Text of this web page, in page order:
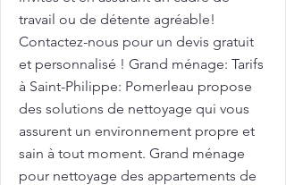
travail ou de détente agréable!
Contactez-nous pour un devis gratuit
et personnalisé ! Grand ménage: Tarifs
à Saint-Philippe: Pomerleau propose
des solutions de nettoyage qui vous
assurent un environnement propre et
sain à tout moment. Grand ménage
pour nettoyage des appartements de